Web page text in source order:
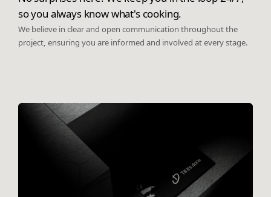
so you always know what's cooking.
We believe in clear and open communication throughout the
project, ensuring you are informed and involved at every stage.